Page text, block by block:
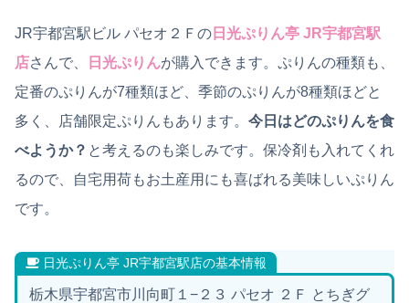
JR宇都宮駅ビル パセオ２Ｆの 日光ぷりん亭 JR宇都宮駅
店さんで、 日光ぷりんが購入できます。ぷりんの種類も、
定番のぷりんが7種類ほど、季節のぷりんが8種類ほどと
多く、店舗限定ぷりんもあります。 今日はどのぷりんを食
べようか？ と考えるのも楽しみです。保冷剤も入れてくれ
るので、自宅用荷もお土産用にも喜ばれる美味しいぷりん
です。
日光ぷりん亭 JR宇都宮駅店の基本情報
栃木県宇都宮市川向町１−２３ パセオ ２Ｆ とちぎグ